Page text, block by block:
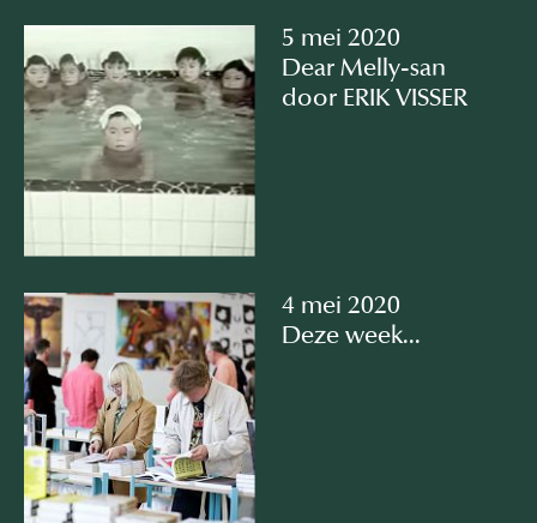
5 mei 2020
Dear Melly-san
door ERIK VISSER
4 mei 2020
Deze week...